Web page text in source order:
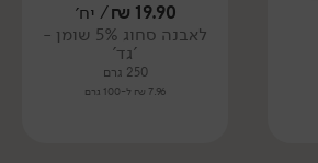
19.90
₪/ יח׳
לאבנה סחוג 5% שומן -
'גד'
250 גרם
7.96 ₪ ל-100 גרם